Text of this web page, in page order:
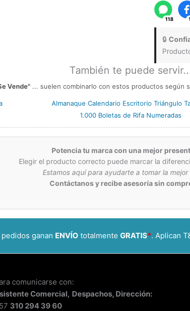
cantidad
118
🔒
También te puede
Vende" ... suelen combinarlo con estos productos según
Almanaque Calendario Escritorio Triángulo
1.000 Boletas de Rifa Numeradas
Potencia tu marca con una mejor
Elegir el producto correcto puede marcar la
Estamos aquí para ayudarte a tomar la mejor
Contáctanos y recibe asesoría sin
ganan ENVÍO totalmente GRATIS*. Aplican
comunicarse con:
Comercial, Despachos, Dirección:
310 294 39 60